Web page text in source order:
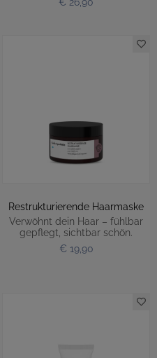
Restrukturierende Haarmaske
Verwöhnt dein Haar – fühlbar
gepflegt, sichtbar schön.
€ 19,90